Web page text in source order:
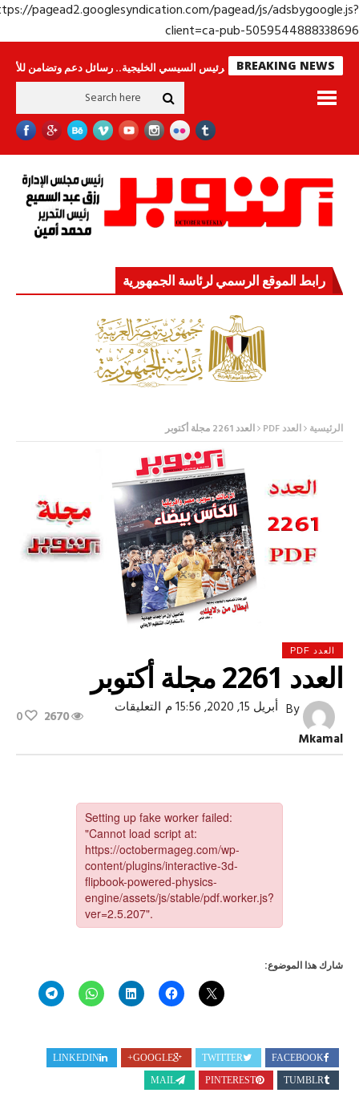
https://pagead2.googlesyndication.com/pagead/js/
client=ca-pub-
BREAKING NEWS
ينامون جولة الرئيس السيسي الخليجية.. رسائل دعم وتضامن للأشقاء
رابط الموقع الرسمي لرئاسة الجمهورية
الرئيسية العدد PDF العدد 2261 مجلة أكتوبر
العدد PDF
العدد 2261 مجلة أكتوبر
By
Mkamal
أبريل 15, 2020, 15:56 م التعليقاتعلى
أكتوبر
2670
0
شارك هذا الموضوع:
FACEBOOK
TWITTER
GOOGLE+
LINKEDIN
TUMBLR
PINTEREST
MAIL